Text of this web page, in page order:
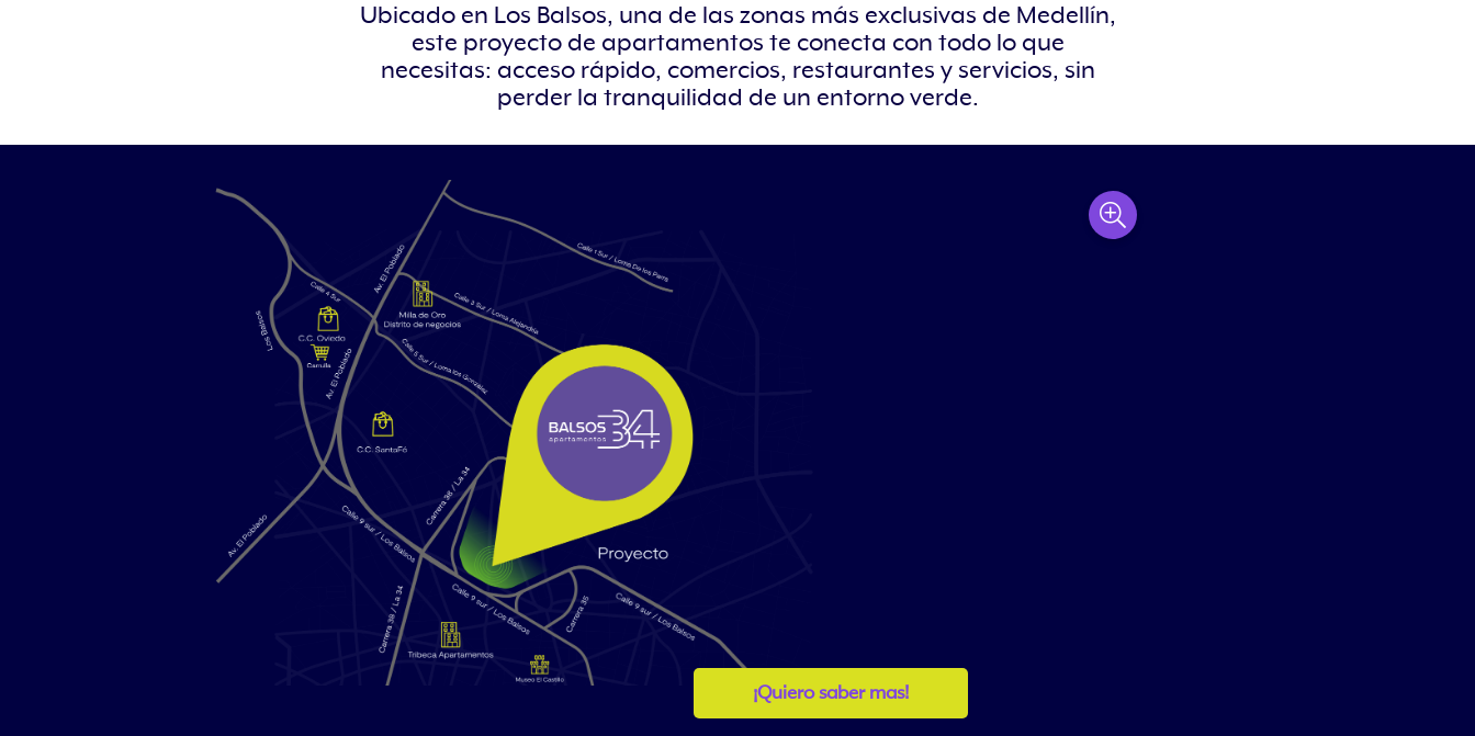
Ubicado en Los Balsos, una de las zonas más exclusivas de Medellín,
este proyecto de apartamentos te conecta con todo lo que
necesitas: acceso rápido, comercios, restaurantes y servicios, sin
perder la tranquilidad de un entorno verde.
¡Quiero saber mas!